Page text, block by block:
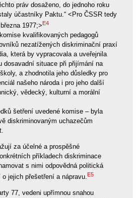
práv dosaženo, do jednoho roku
účastníky Paktu.“ <Pro ČSSR tedy
1977;>E4
kvalifikovaných pedagogů
nezatížených diskriminační praxí
která by vypracovala a uveřejnila
dosavadní situace při přijímání na
a zhodnotila jeho důsledky pro
našeho národa i pro jeho další
vědecký, kulturní a morální
šetření uvedené komise – byla
diskriminovaným uchazečům
za účelné a prospěšné
příkladech diskriminace
s nimi odpovědná politická
jejich přešetření a nápravu.E5
77, vedeni upřímnou snahou